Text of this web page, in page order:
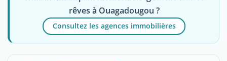
rêves à Ouagadougou ?
Consultez les agences immobilières